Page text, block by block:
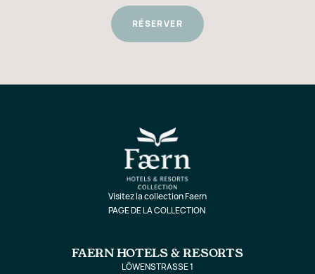
RÉSERVER
Visitez la collection Faern
PAGE DE LA COLLECTION
FAERN HOTELS & RESORTS
LÖWENSTRASSE 1